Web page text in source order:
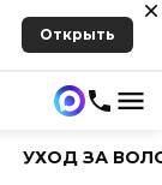
Открыть
УХОД ЗА